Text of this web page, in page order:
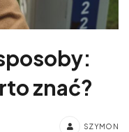
znać?
SZYMON